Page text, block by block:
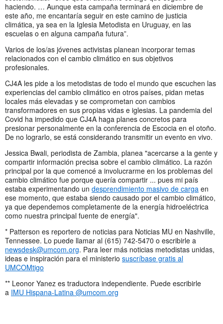
haciendo. … Aunque esta campaña terminará en diciembre de
este año, me encantaría seguir en este camino de justicia
climática, ya sea en la Iglesia Metodista en Uruguay, en las
escuelas o en alguna campaña futura”.
Varios de los/as jóvenes activistas planean incorporar temas
relacionados con el cambio climático en sus objetivos
profesionales.
CJ4A les pide a los metodistas de todo el mundo que escuchen las
experiencias del cambio climático en otros países, pidan metas
locales más elevadas y se comprometan con cambios
transformadores en sus propias vidas e iglesias. La pandemia del
Covid ha impedido que CJ4A haga planes concretos para
presionar personalmente en la conferencia de Escocia en el otoño.
De no lograrlo, se está considerando transmitir un evento en vivo.
Jessica Bwali, periodista de Zambia, planea "acercarse a la gente y
compartir información precisa sobre el cambio climático. La razón
principal por la que comencé a involucrarme en los problemas del
cambio climático fue porque quería compartir ... pues mi país
estaba experimentando un desprendimiento masivo de carga en
ese momento, que estaba siendo causado por el cambio climático,
ya que dependemos completamente de la energía hidroeléctrica
como nuestra principal fuente de energía".
* Patterson es reportero de noticias para Noticias MU en Nashville,
Tennessee. Lo puede llamar al (615) 742-5470 o escribirle a
newsdesk@umcom.org. Para leer más noticias metodistas unidas,
ideas e inspiración para el ministerio suscríbase gratis al
UMCOMtigo
** Leonor Yanez es traductora independiente. Puede escribirle
a IMU Hispana-Latina @umcom.org